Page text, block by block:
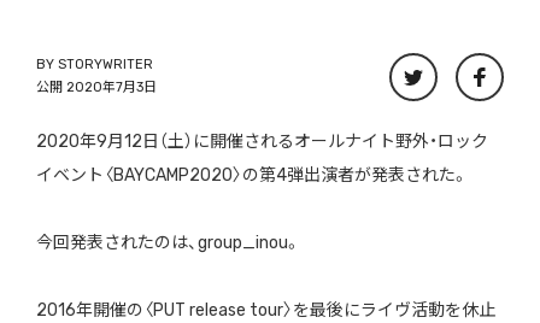
BY STORYWRITER
公開 2020年7月3日
2020年9月12日（土）に開催されるオールナイト野外・ロック
イベント〈BAYCAMP2020〉の第4弾出演者が発表された。
今回発表されたのは、group_inou。
2016年開催の〈PUT release tour〉を最後にライヴ活動を休止